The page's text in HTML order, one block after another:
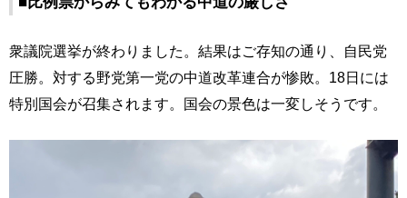
衆議院選挙が終わりました。結果はご存知の通り、自民党
圧勝。対する野党第一党の中道改革連合が惨敗。18日には
特別国会が召集されます。国会の景色は一変しそうです。